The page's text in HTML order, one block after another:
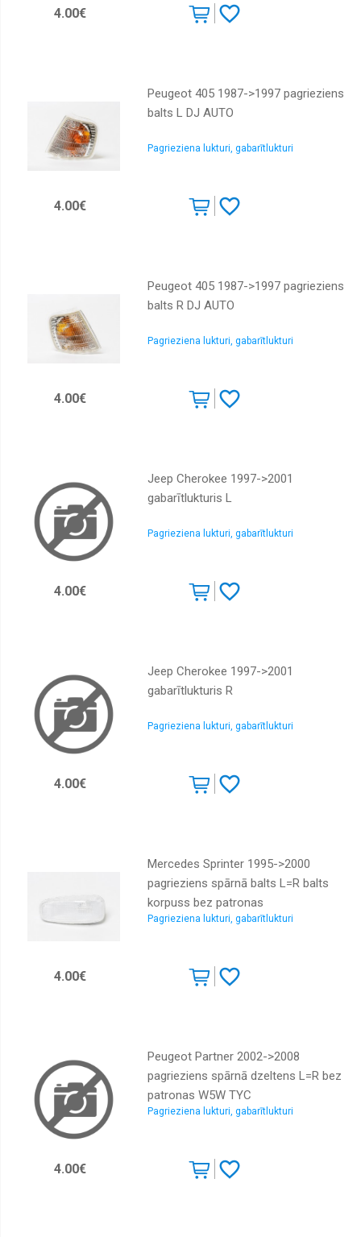
4.00€
Peugeot 405 1987->1997 pagrieziens
balts L DJ AUTO
Pagrieziena lukturi, gabarītlukturi
4.00€
Peugeot 405 1987->1997 pagrieziens
balts R DJ AUTO
Pagrieziena lukturi, gabarītlukturi
4.00€
Jeep Cherokee 1997->2001
gabarītlukturis L
Pagrieziena lukturi, gabarītlukturi
4.00€
Jeep Cherokee 1997->2001
gabarītlukturis R
Pagrieziena lukturi, gabarītlukturi
4.00€
Mercedes Sprinter 1995->2000
pagrieziens spārnā balts L=R balts
korpuss bez patronas
Pagrieziena lukturi, gabarītlukturi
4.00€
Peugeot Partner 2002->2008
pagrieziens spārnā dzeltens L=R bez
patronas W5W TYC
Pagrieziena lukturi, gabarītlukturi
4.00€